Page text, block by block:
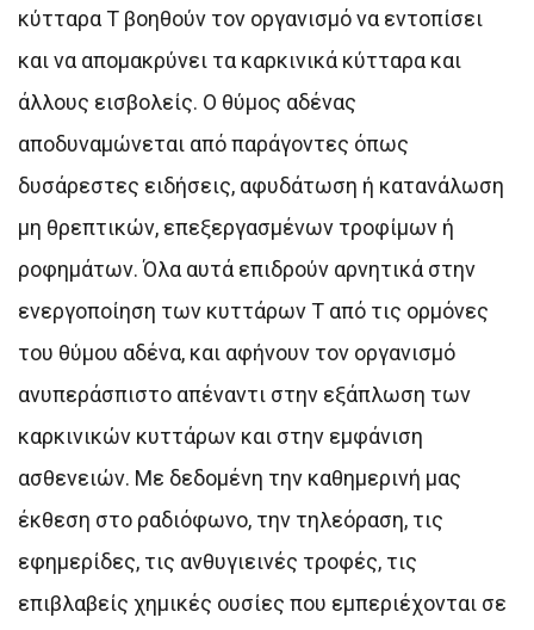
κύτταρα Τ βοηθούν τον οργανισμό να εντοπίσει
και να απομακρύνει τα καρκινικά κύτταρα και
άλλους εισβολείς. Ο θύμος αδένας
αποδυναμώνεται από παράγοντες όπως
δυσάρεστες ειδήσεις, αφυδάτωση ή κατανάλωση
μη θρεπτικών, επεξεργασμένων τροφίμων ή
ροφημάτων. Όλα αυτά επιδρούν αρνητικά στην
ενεργοποίηση των κυττάρων Τ από τις ορμόνες
του θύμου αδένα, και αφήνουν τον οργανισμό
ανυπεράσπιστο απέναντι στην εξάπλωση των
καρκινικών κυττάρων και στην εμφάνιση
ασθενειών. Με δεδομένη την καθημερινή μας
έκθεση στο ραδιόφωνο, την τηλεόραση, τις
εφημερίδες, τις ανθυγιεινές τροφές, τις
επιβλαβείς χημικές ουσίες που εμπεριέχονται σε